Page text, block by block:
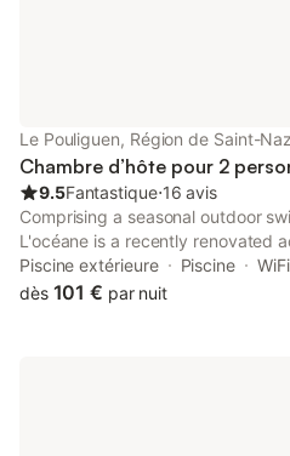
Le Pouliguen, Région de Saint-
Chambre d’hôte pour 2
9.5Fantastique⋅16 avis
Comprising a seasonal outdoor
L'océane is a recently renovated
Pouliguen located close to Baie
offers access to a terrace, free
Piscine extérieure Piscine
WiFi
dès 101 € par nuit